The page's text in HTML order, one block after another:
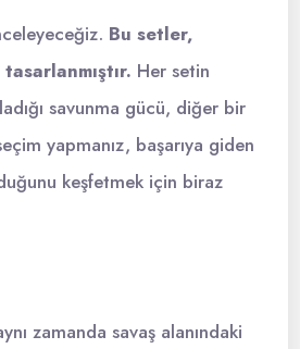
Bu setler,
Her setin
savunma gücü, diğer bir
yapmanız, başarıya giden
keşfetmek için biraz
zamanda savaş alanındaki